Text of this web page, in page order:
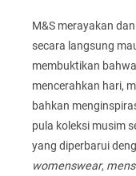
M&S merayakan
secara langsung
membuktikan
mencerahkan hari,
bahkan
pula koleksi musim
yang diperbarui
womenswear,